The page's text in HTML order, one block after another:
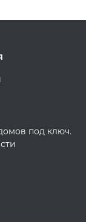
под ключ.